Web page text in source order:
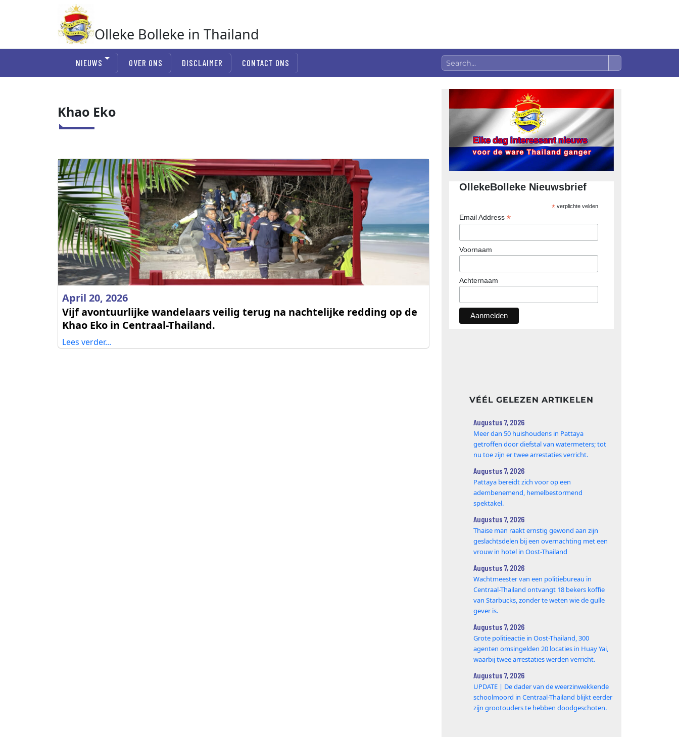
Olleke Bolleke in Thailand
NIEUWS OVER ONS DISCLAIMER CONTACT ONS
Khao Eko
April 20, 2026
Vijf avontuurlijke wandelaars veilig terug na nachtelijke redding op de
Khao Eko in Centraal-Thailand.
Lees verder...
OllekeBolleke Nieuwsbrief
*verplichte velden
Email Address *
Voornaam
Achternaam
VÉÉL GELEZEN ARTIKELEN
Augustus 7, 2026
Meer dan 50 huishoudens in Pattaya
getroffen door diefstal van watermeters; tot
nu toe zijn er twee arrestaties verricht.
Augustus 7, 2026
Pattaya bereidt zich voor op een
adembenemend, hemelbestormend
spektakel.
Augustus 7, 2026
Thaise man raakt ernstig gewond aan zijn
geslachtsdelen bij een overnachting met een
vrouw in hotel in Oost-Thailand
Augustus 7, 2026
Wachtmeester van een politiebureau in
Centraal-Thailand ontvangt 18 bekers koffie
van Starbucks, zonder te weten wie de gulle
gever is.
Augustus 7, 2026
Grote politieactie in Oost-Thailand, 300
agenten omsingelden 20 locaties in Huay Yai,
waarbij twee arrestaties werden verricht.
Augustus 7, 2026
UPDATE | De dader van de weerzinwekkende
schoolmoord in Centraal-Thailand blijkt eerder
zijn grootouders te hebben doodgeschoten.